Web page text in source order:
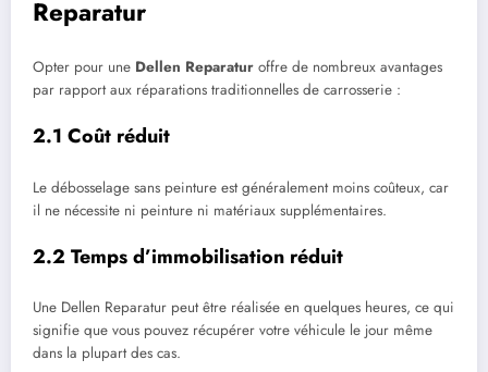
Reparatur
Opter pour une Dellen Reparatur offre de nombreux avantages
par rapport aux réparations traditionnelles de carrosserie :
2.1 Coût réduit
Le débosselage sans peinture est généralement moins coûteux, car
il ne nécessite ni peinture ni matériaux supplémentaires.
2.2 Temps d’immobilisation réduit
Une Dellen Reparatur peut être réalisée en quelques heures, ce qui
signifie que vous pouvez récupérer votre véhicule le jour même
dans la plupart des cas.